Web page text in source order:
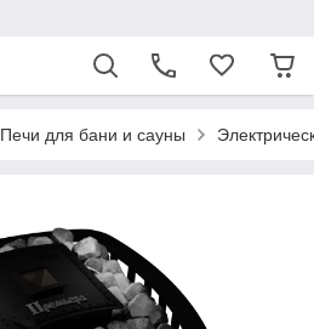
Печи для бани и сауны